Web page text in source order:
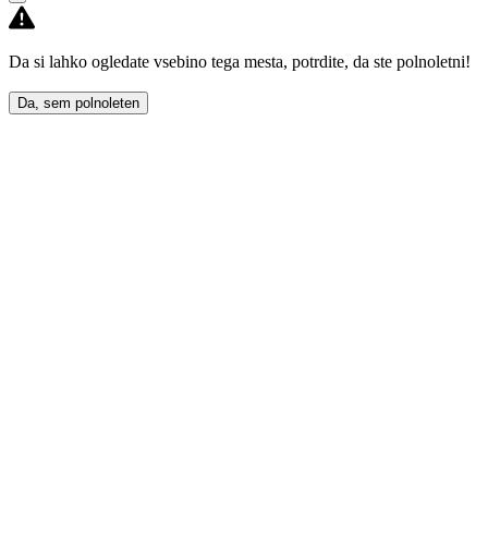
Da si lahko ogledate vsebino tega mesta, potrdite, da ste polnoletni!
Da, sem polnoleten